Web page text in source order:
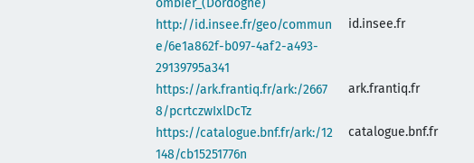
ombier_(Dordogne)
http://id.insee.fr/geo/commun
e/6e1a862f-b097-4af2-a493-
29139795a341
id.insee.fr
https://ark.frantiq.fr/ark:/2667
8/pcrtczwIxlDcTz
ark.frantiq.fr
https://catalogue.bnf.fr/ark:/12
148/cb15251776n
catalogue.bnf.fr